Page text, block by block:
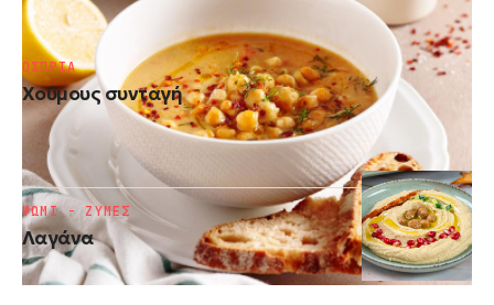
Χούμους συνταγή
ΟΣΠΡΙΑ
Λαγάνα
ΨΩΜΙ - ΖΥΜΕΣ